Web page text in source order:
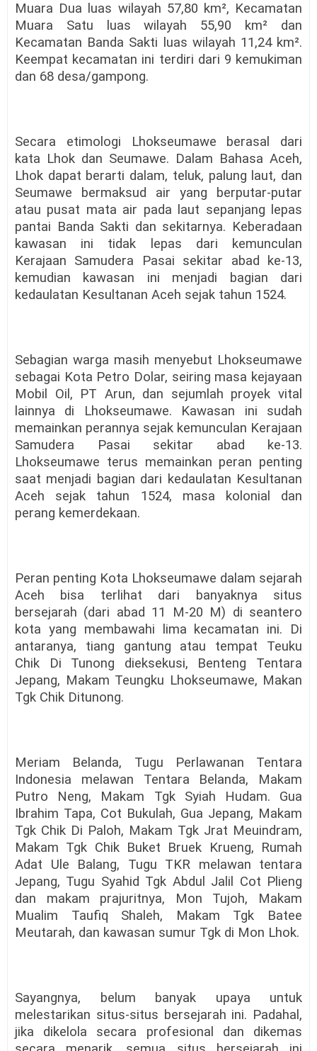
Muara Dua luas wilayah 57,80 km², Kecamatan
Muara Satu luas wilayah 55,90 km² dan
Kecamatan Banda Sakti luas wilayah 11,24 km².
Keempat kecamatan ini terdiri dari 9 kemukiman
dan 68 desa/gampong.
Secara etimologi Lhokseumawe berasal dari
kata Lhok dan Seumawe. Dalam Bahasa Aceh,
Lhok dapat berarti dalam, teluk, palung laut, dan
Seumawe bermaksud air yang berputar-putar
atau pusat mata air pada laut sepanjang lepas
pantai Banda Sakti dan sekitarnya. Keberadaan
kawasan ini tidak lepas dari kemunculan
Kerajaan Samudera Pasai sekitar abad ke-13,
kemudian kawasan ini menjadi bagian dari
kedaulatan Kesultanan Aceh sejak tahun 1524.
Sebagian warga masih menyebut Lhokseumawe
sebagai Kota Petro Dolar, seiring masa kejayaan
Mobil Oil, PT Arun, dan sejumlah proyek vital
lainnya di Lhokseumawe. Kawasan ini sudah
memainkan perannya sejak kemunculan Kerajaan
Samudera Pasai sekitar abad ke-13.
Lhokseumawe terus memainkan peran penting
saat menjadi bagian dari kedaulatan Kesultanan
Aceh sejak tahun 1524, masa kolonial dan
perang kemerdekaan.
Peran penting Kota Lhokseumawe dalam sejarah
Aceh bisa terlihat dari banyaknya situs
bersejarah (dari abad 11 M-20 M) di seantero
kota yang membawahi lima kecamatan ini. Di
antaranya, tiang gantung atau tempat Teuku
Chik Di Tunong dieksekusi, Benteng Tentara
Jepang, Makam Teungku Lhokseumawe, Makan
Tgk Chik Ditunong.
Meriam Belanda, Tugu Perlawanan Tentara
Indonesia melawan Tentara Belanda, Makam
Putro Neng, Makam Tgk Syiah Hudam. Gua
Ibrahim Tapa, Cot Bukulah, Gua Jepang, Makam
Tgk Chik Di Paloh, Makam Tgk Jrat Meuindram,
Makam Tgk Chik Buket Bruek Krueng, Rumah
Adat Ule Balang, Tugu TKR melawan tentara
Jepang, Tugu Syahid Tgk Abdul Jalil Cot Plieng
dan makam prajuritnya, Mon Tujoh, Makam
Mualim Taufiq Shaleh, Makam Tgk Batee
Meutarah, dan kawasan sumur Tgk di Mon Lhok.
Sayangnya, belum banyak upaya untuk
melestarikan situs-situs bersejarah ini. Padahal,
jika dikelola secara profesional dan dikemas